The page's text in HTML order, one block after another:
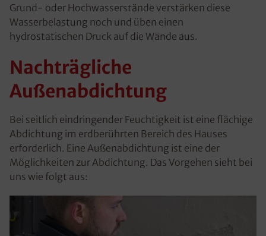
Grund- oder Hochwasserstände verstärken diese
Wasserbelastung noch und üben einen
hydrostatischen Druck auf die Wände aus.
Nachträgliche
Außenabdichtung
Bei seitlich eindringender Feuchtigkeit ist eine flächige
Abdichtung im erdberührten Bereich des Hauses
erforderlich. Eine Außenabdichtung ist eine der
Möglichkeiten zur Abdichtung. Das Vorgehen sieht bei
uns wie folgt aus: